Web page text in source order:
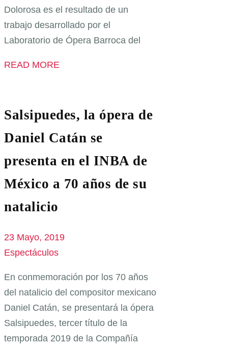
Dolorosa es el resultado de un
trabajo desarrollado por el
Laboratorio de Ópera Barroca del
READ MORE
Salsipuedes, la ópera de
Daniel Catán se
presenta en el INBA de
México a 70 años de su
natalicio
23 Mayo, 2019
Espectáculos
En conmemoración por los 70 años
del natalicio del compositor mexicano
Daniel Catán, se presentará la ópera
Salsipuedes, tercer título de la
temporada 2019 de la Compañía